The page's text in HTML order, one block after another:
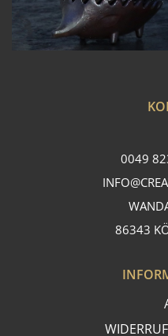
0049
86343